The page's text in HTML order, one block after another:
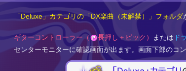
「Deluxe」カテゴリの「DX楽曲（未解禁）」フォルダ
ギターコントローラー（ 長押し＋ピック） または ド
センターモニターに確認画面が出ます。画面下部のコ